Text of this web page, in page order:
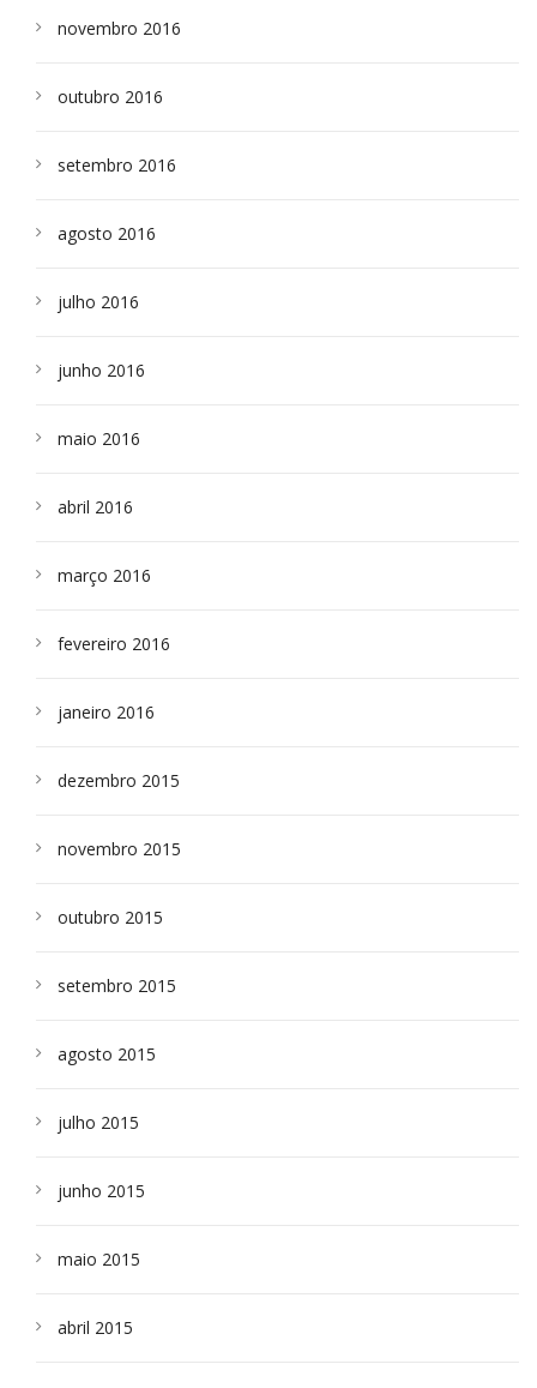
novembro 2016
outubro 2016
setembro 2016
agosto 2016
julho 2016
junho 2016
maio 2016
abril 2016
março 2016
fevereiro 2016
janeiro 2016
dezembro 2015
novembro 2015
outubro 2015
setembro 2015
agosto 2015
julho 2015
junho 2015
maio 2015
abril 2015